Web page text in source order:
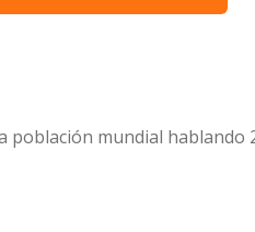
población mundial